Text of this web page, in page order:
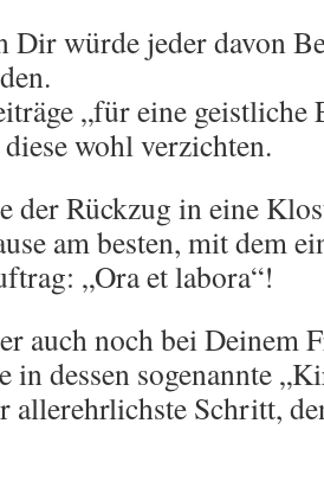
Dir würde jeder davon
„für eine geistliche
wohl verzichten.
der Rückzug in eine
am besten, mit dem
„Ora et labora“!
auch noch bei Deinem
in dessen sogenannte
allerehrlichste Schritt,